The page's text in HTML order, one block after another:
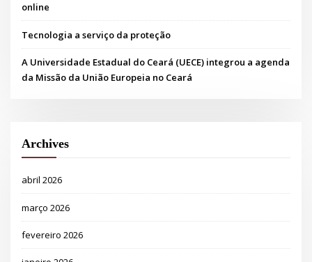
online
Tecnologia a serviço da proteção
A Universidade Estadual do Ceará (UECE) integrou a agenda
da Missão da União Europeia no Ceará
Archives
abril 2026
março 2026
fevereiro 2026